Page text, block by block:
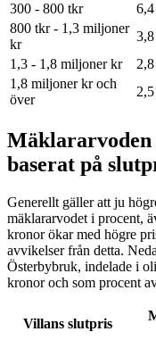
300 - 800 tkr
800 tkr - 1,3 miljoner
kr
1,3 - 1,8 miljoner kr
1,8 miljoner kr och
över
baserat på
Generellt gäller att ju
mäklararvodet i procent,
kronor ökar med högre
avvikelser från detta.
Österbybruk, indelade i
kronor och som procent
Villans slutpris